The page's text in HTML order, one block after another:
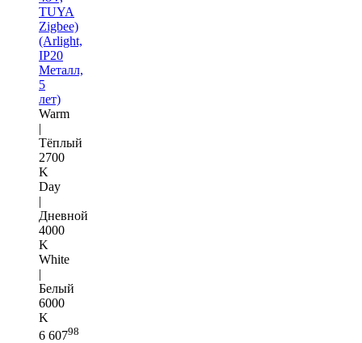
TUYA
Zigbee)
(Arlight,
IP20
Металл,
5
лет)
Warm
|
Тёплый
2700
K
Day
|
Дневной
4000
K
White
|
Белый
6000
K
6 60798